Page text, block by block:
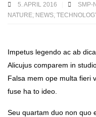
5. APRIL 2016 SMP-
NATURE, NEWS,
Impetus legendo ac ab
Alicujus comparem in
Falsa mem ope multa fieri
fuse ha to ideo.
Seu quartam duo non quo